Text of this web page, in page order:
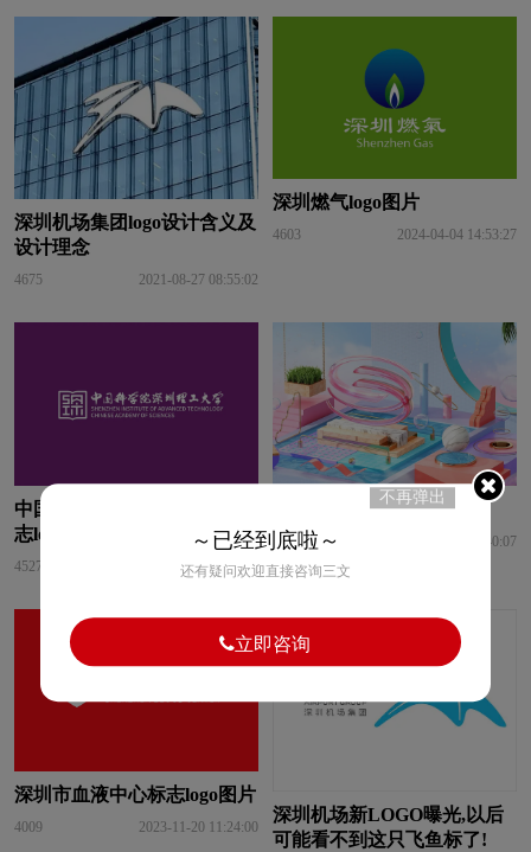
深圳机场集团logo设计含义及
设计理念
4675 2021-08-27 08:55:02
深圳燃气logo图片
4603 2024-04-04 14:53:27
中国科学院深圳理工大学标
志logo图片
4527 2022-07-01 05:28:00
深圳卫视台标志logo图片
4512 2022-03-03 05:40:07
深圳市血液中心标志logo图片
4009 2023-11-20 11:24:00
深圳机场新LOGO曝光,以后
可能看不到这只飞鱼标了!
不再弹出
～已经到底啦～
还有疑问欢迎直接咨询三文
立即咨询